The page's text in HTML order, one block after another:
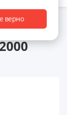
верно
волос